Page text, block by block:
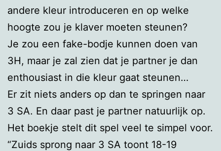
andere kleur introduceren en op welke
hoogte zou je klaver moeten steunen?
Je zou een fake-bodje kunnen doen van
3H, maar je zal zien dat je partner je dan
enthousiast in die kleur gaat steunen…
Er zit niets anders op dan te springen naar
3 SA. En daar past je partner natuurlijk op.
Het boekje stelt dit spel veel te simpel voor.
“Zuids sprong naar 3 SA toont 18-19